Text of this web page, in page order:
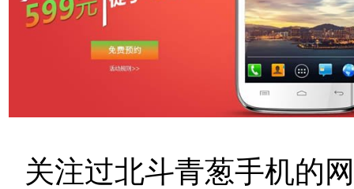
关注过北斗青葱手机的